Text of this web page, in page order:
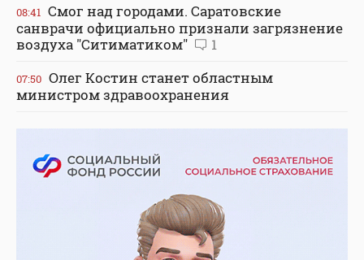
08:41 Смог над городами. Саратовские
санврачи официально признали загрязнение
воздуха "Ситиматиком"
1
07:50 Олег Костин станет областным
министром здравоохранения